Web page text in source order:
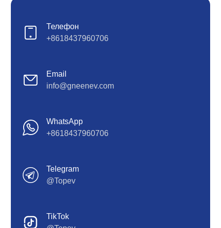
Телефон
+8618437960706
Email
info@gneenev.com
WhatsApp
+8618437960706
Telegram
@Topev
TikTok